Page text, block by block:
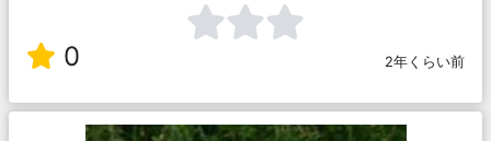
0 2年くらい前